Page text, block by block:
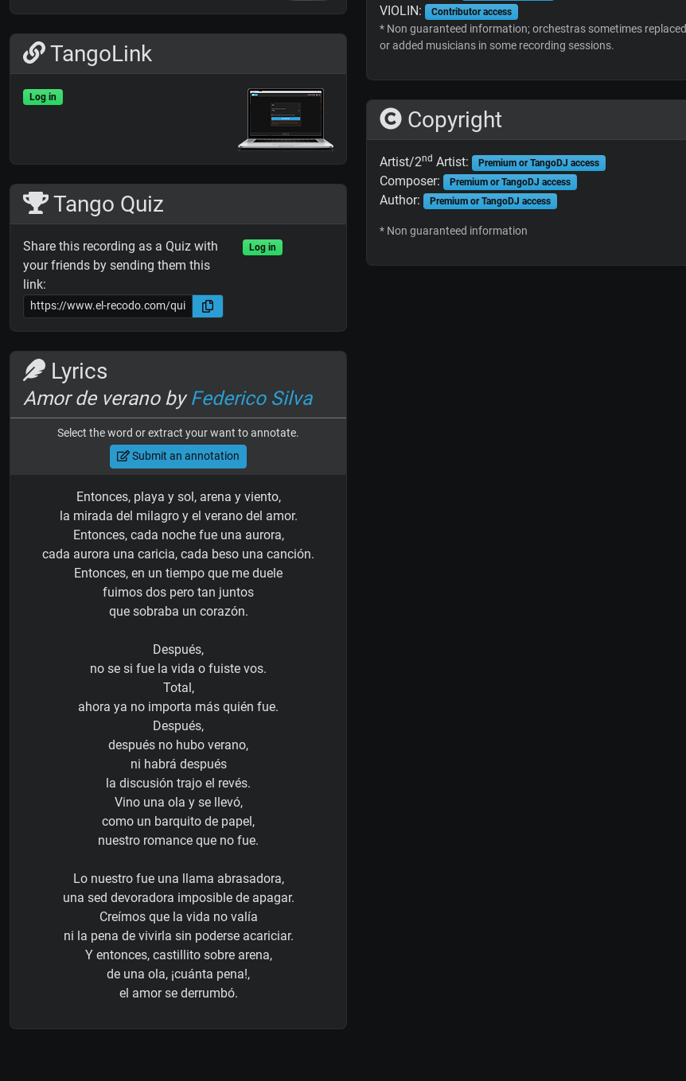
TangoLink
Log in
Tango Quiz
Share this recording as a Quiz with
your friends by sending them this
link:
Log in
Lyrics
Amor de verano byFederico Silva
Select the word or extract your want to annotate.
Submit an annotation
Entonces, playa y sol, arena y viento,
la mirada del milagro y el verano del amor.
Entonces, cada noche fue una aurora,
cada aurora una caricia, cada beso una canción.
Entonces, en un tiempo que me duele
fuimos dos pero tan juntos
que sobraba un corazón.
Después,
no se si fue la vida o fuiste vos.
Total,
ahora ya no importa más quién fue.
Después,
después no hubo verano,
ni habrá después
la discusión trajo el revés.
Vino una ola y se llevó,
como un barquito de papel,
nuestro romance que no fue.
Lo nuestro fue una llama abrasadora,
una sed devoradora imposible de apagar.
Creímos que la vida no valía
ni la pena de vivirla sin poderse acariciar.
Y entonces, castillito sobre arena,
de una ola, ¡cuánta pena!,
el amor se derrumbó.
VIOLIN: Contributor access
* Non guaranteed information; orchestras sometimes replaced
or added musicians in some recording sessions.
Copyright
Artist/2nd Artist: Premium or TangoDJ access
Composer: Premium or TangoDJ access
Author: Premium or TangoDJ access
* Non guaranteed information